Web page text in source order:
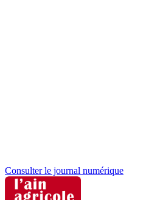
Consulter le journal numérique